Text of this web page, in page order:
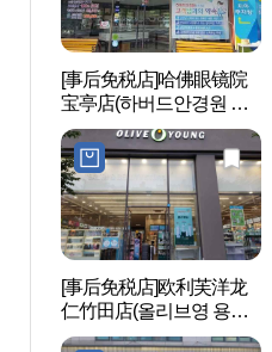
[事后免税店]哈佛眼镜院
宝亭店(하버드안경원 보
정점)
[事后免税店]欧利芙洋龙
仁竹田店(올리브영 용인
죽전점)